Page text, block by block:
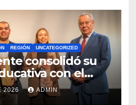
REGIÓN UNCATEGORIZED
consolidó su
con el
del
Brotes 2026
2026 ADMIN